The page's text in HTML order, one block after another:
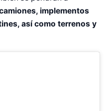
implementos
así como terrenos y